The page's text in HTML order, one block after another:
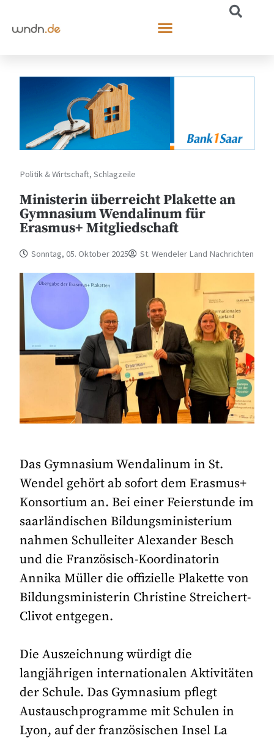
Politik & Wirtschaft,Schlagzeile
Ministerin überreicht Plakette an
Gymnasium Wendalinum für
Erasmus+ Mitgliedschaft
Sonntag, 05. Oktober 2025 St. Wendeler Land Nachrichten
Das Gymnasium Wendalinum in St.
Wendel gehört ab sofort dem Erasmus+
Konsortium an. Bei einer Feierstunde im
saarländischen Bildungsministerium
nahmen Schulleiter Alexander Besch
und die Französisch-Koordinatorin
Annika Müller die offizielle Plakette von
Bildungsministerin Christine Streichert-
Clivot entgegen.
Die Auszeichnung würdigt die
langjährigen internationalen Aktivitäten
der Schule. Das Gymnasium pflegt
Austauschprogramme mit Schulen in
Lyon, auf der französischen Insel La